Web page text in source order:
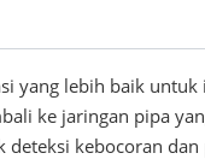
yang lebih baik
ke jaringan pipa
kebocoran